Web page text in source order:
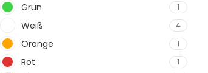
Grün 1
Weiß 4
Orange 1
Rot 1